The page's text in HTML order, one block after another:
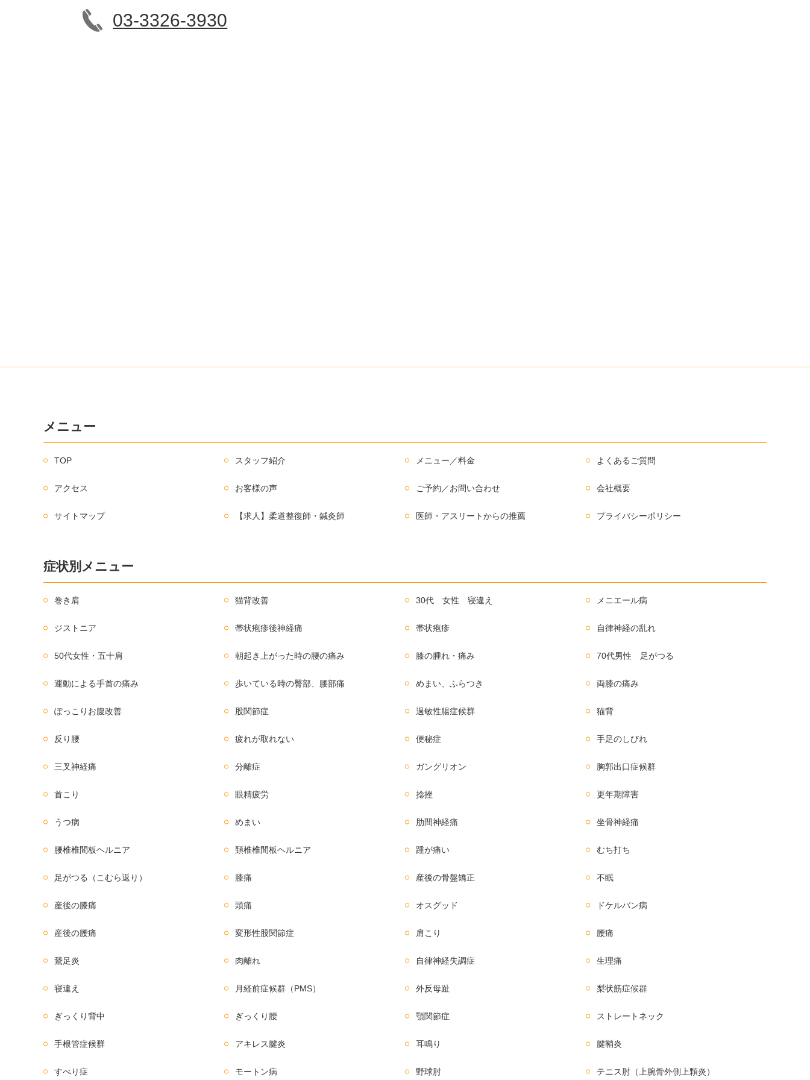
03-3326-3930
メニュー
TOP スタッフ紹介 メニュー／料金 よくあるご質問
アクセス お客様の声 ご予約／お問い合わせ 会社概要
サイトマップ 【求人】柔道整復師・鍼灸師 医師・アスリートからの推薦 プライバシーポリシー
症状別メニュー
巻き肩 猫背改善 30代 女性 寝違え メニエール病
ジストニア 帯状疱疹後神経痛 帯状疱疹 自律神経の乱れ
50代女性・五十肩 朝起き上がった時の腰の痛み 膝の腫れ・痛み 70代男性 足がつる
運動による手首の痛み 歩いている時の臀部、腰部痛 めまい、ふらつき 両膝の痛み
ぽっこりお腹改善 股関節症 過敏性腸症候群 猫背
反り腰 疲れが取れない 便秘症 手足のしびれ
三叉神経痛 分離症 ガングリオン 胸郭出口症候群
首こり 眼精疲労 捻挫 更年期障害
うつ病 めまい 肋間神経痛 坐骨神経痛
腰椎椎間板ヘルニア 頚椎椎間板ヘルニア 踵が痛い むち打ち
足がつる（こむら返り） 膝痛 産後の骨盤矯正 不眠
産後の膝痛 頭痛 オスグッド ドケルバン病
産後の腰痛 変形性股関節症 肩こり 腰痛
鵞足炎 肉離れ 自律神経失調症 生理痛
寝違え 月経前症候群（PMS） 外反母趾 梨状筋症候群
ぎっくり背中 ぎっくり腰 顎関節症 ストレートネック
手根管症候群 アキレス腱炎 耳鳴り 腱鞘炎
すべり症 モートン病 野球肘 テニス肘（上腕骨外側上顆炎）